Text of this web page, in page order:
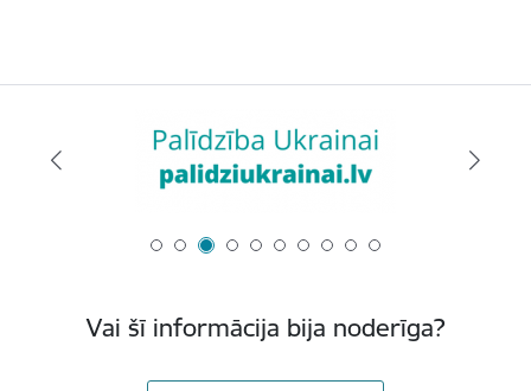
Vai šī informācija bija noderīga?